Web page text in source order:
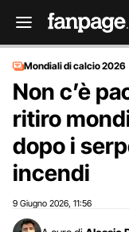
Mondiali di calcio 2026
Non c’è
ritiro
dopo i
incendi
9 Giugno 2026 11:56